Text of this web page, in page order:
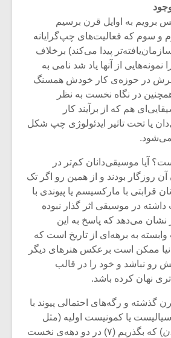
پس برویم به اوایل قرن برسیم
سوم که فعالیت‌های چپ‌گرایانه
پیدا می‌کند) برخلاف
از آنها یاد شد نامی به
در حوزه‌ی کار خودش همسنگ
در نگاه نخست به نظر
هم که از برآیند کار
یا تحت تاثیر ایدئولوژی چپ شکل
آیا موسیقی‌دانان کم‌تر در
روزگار بودند و از همین رو اگر تک
قرابتی با مارکسیسم یا پیوندی با
در موسیقی اثر گذار نبوده
می‌دهد که پاسخ به این
به برهه‌ای از تاریخ است که
ممکن است برعکس هنرهای دیگر
رو نباشد و خود را در قالب
نهان کرده باشد.
گذشته و رگه‌های احتمالی پیوند با
یا کمونیست اولیه (مثل
) که بگذریم (۷) در دو دهه‌ی نخست
بر موسیقی
«متری
و نیم»
نمی توانی
باشی،
ترین باش
موسیقی